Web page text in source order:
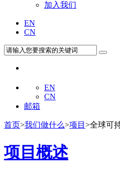
加入我们
EN
CN
EN
CN
邮箱
首页>我们做什么>项目 >全球可
项目概述